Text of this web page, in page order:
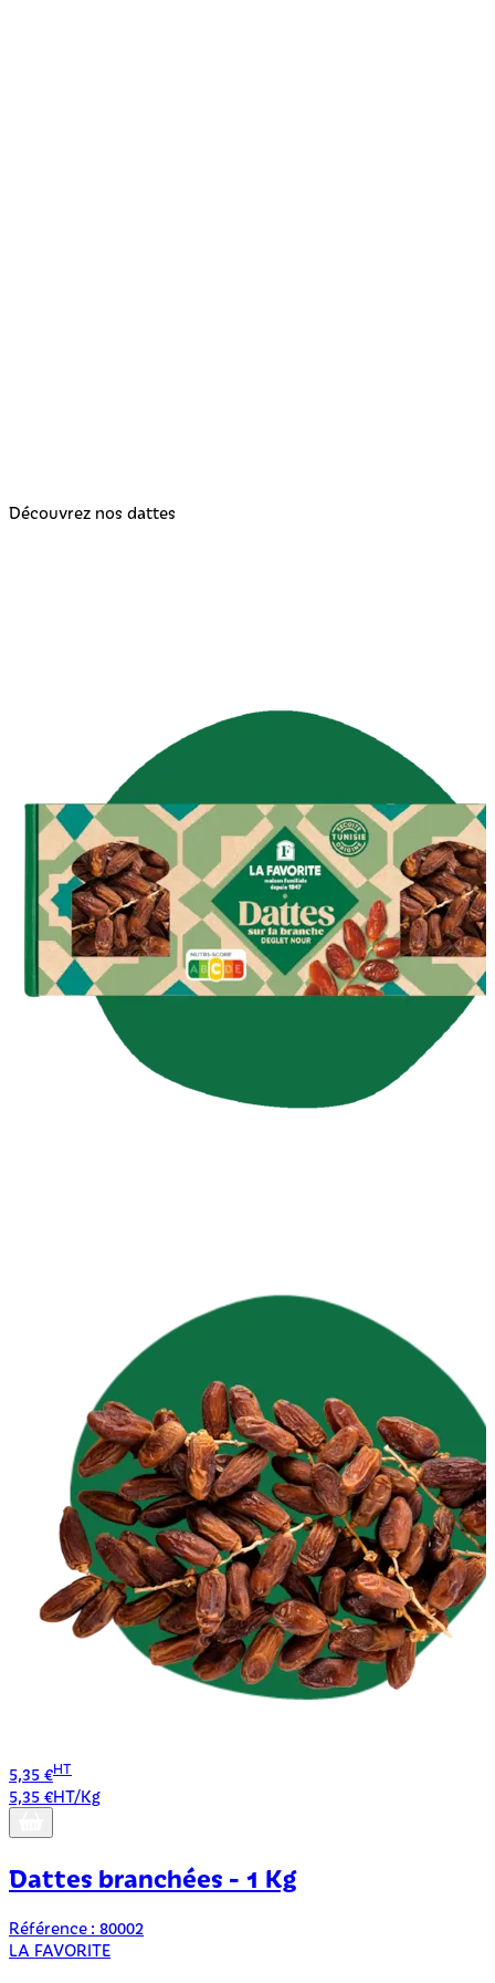
Découvrez nos dattes
5,35 €HT
5,35 €HT/Kg
Dattes branchées - 1 Kg
Référence : 80002
LA FAVORITE